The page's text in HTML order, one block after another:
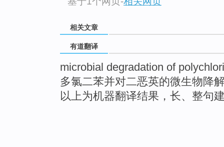
相关文章
有道翻译
microbial degradation of
多氯二苯并对二恶英的微生物降
以上为机器翻译结果，长、整句